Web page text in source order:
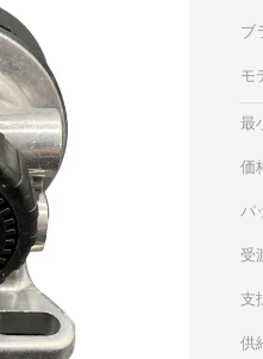
ブ
モ
最
価
パ
受
支
供